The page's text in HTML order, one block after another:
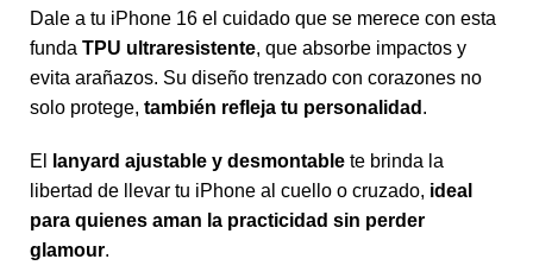
Dale a tu iPhone 16 el cuidado que se merece con esta
funda TPU ultraresistente, que absorbe impactos y
evita arañazos. Su diseño trenzado con corazones no
solo protege, también refleja tu personalidad .
El lanyard ajustable y desmontable te brinda la
libertad de llevar tu iPhone al cuello o cruzado, ideal
para quienes aman la practicidad sin perder
glamour.